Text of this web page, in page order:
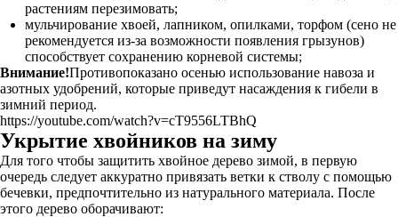
растениям перезимовать;
мульчирование хвоей, лапником, опилками, торфом (сено не
рекомендуется из-за возможности появления грызунов)
способствует сохранению корневой системы;
Внимание!Противопоказано осенью использование навоза и
азотных удобрений, которые приведут насаждения к гибели в
зимний период.
https://youtube.com/watch?v=cT9556LTBhQ
Укрытие хвойников на зиму
Для того чтобы защитить хвойное дерево зимой, в первую
очередь следует аккуратно привязать ветки к стволу с помощью
бечевки, предпочтительно из натурального материала. После
этого дерево оборачивают: